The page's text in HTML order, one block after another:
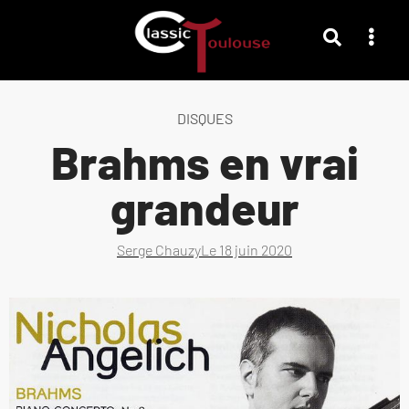
DISQUES
Brahms en vrai
grandeur
Serge ChauzyLe 18 juin 2020